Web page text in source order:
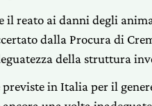
il reato ai danni degli
dalla Procura di
della struttura
previste in Italia per il